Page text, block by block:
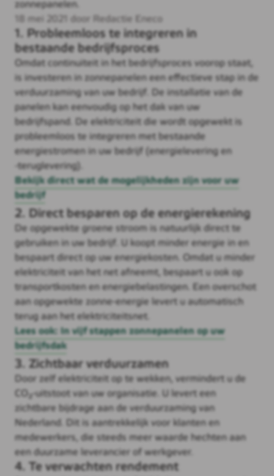
zonnepanelen.
18 mei 2021 door Redactie Eneco
1. Probleemloos te integreren in
bestaande bedrijfsproces
Omdat continuïteit in het bedrijfsproces voorop staat,
is investeren in zonnepanelen een effectieve stap in de
verduurzaming van uw bedrijf. De installatie van de
panelen kan eenvoudig op het dak van uw
bedrijfspand. De elektriciteit die wordt opgewekt is
probleemloos te integreren met bestaande
energiestromen in uw bedrijf (energielevering en
‑teruglevering).
Bekijk direct wat de mogelijkheden zijn voor uw
bedrijf
2. Direct besparen op de energierekening
De opgewekte groene stroom is natuurlijk direct te
gebruiken in uw bedrijf. U koopt minder energie in en
bespaart direct op uw energiekosten. Omdat u minder
elektriciteit van het net afneemt, bespaart u ook op
transportkosten en energiebelastingen. Een overschot
aan opgewekte zonne-energie levert u automatisch
terug aan het elektriciteitsnet.
Lees ook: In vijf stappen zonnepanelen op uw
bedrijfsdak
3. Zichtbaar verduurzamen
Door zelf elektriciteit op te wekken, vermindert u de
CO₂-uitstoot van uw organisatie. U levert een
zichtbare bijdrage aan de verduurzaming van
Nederland. Dit is aantrekkelijk voor klanten en
medewerkers, die steeds meer waarde hechten aan
een duurzame leverancier of werkgever.
4. Te verwachten rendement